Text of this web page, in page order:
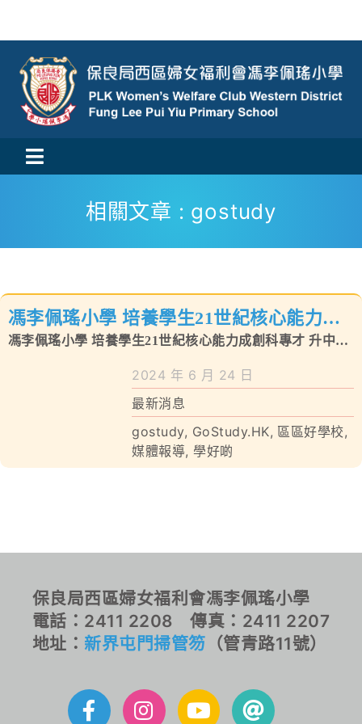
content
Toggle
Navigation
活動消息
校風及學生支援
相關文章 : gostudy
馮李佩瑤小學 培養學生21世紀核心能力成
創科專才 升中派位成績優異
馮李佩瑤小學 培養學生21世紀核心能力成創科專才 升中派
2024 年 6 月 24 日
最新消息
gostudy, GoStudy.HK, 區區好學校,
媒體報導,學好啲
保良局西區婦女福利會馮李佩瑤小學
電話：2411 2208 傳真：2411 2207
地址： 新界屯門掃管笏 （管青路11號）